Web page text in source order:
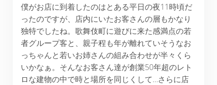
僕がお店に到着したのはとある平日の夜11時頃だ
ったのですが、店内にいたお客さんの層もかなり
独特でしたね。歌舞伎町に遊びに来た感満点の若
者グループ客と、親子程も年が離れていそうなお
っちゃんと若いお姉さんの組み合わせが半々くら
いかなぁ。そんなお客さん達が創業50年超のレト
ロな建物の中で時と場所を同じくして…さらに店